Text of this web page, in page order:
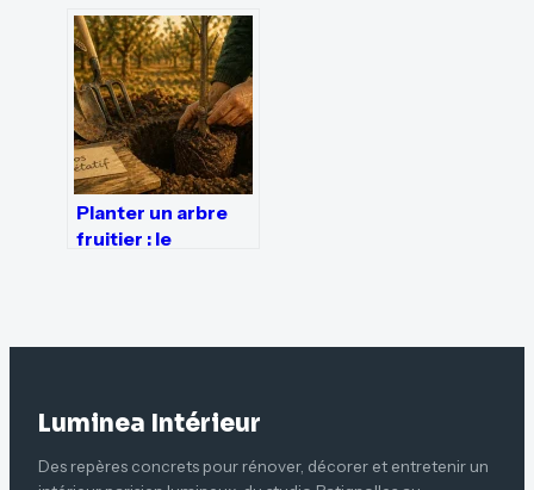
structurer votre
jardin avec cette
vivace
architecturale
Planter un arbre
fruitier : le
Luminea Intérieur
Des repères concrets pour rénover, décorer et entretenir un